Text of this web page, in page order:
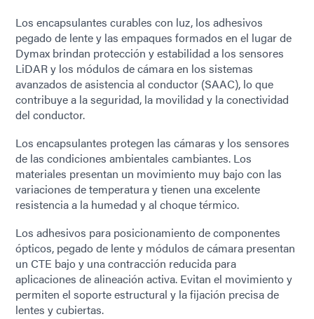
Los encapsulantes curables con luz, los adhesivos
pegado de lente y las empaques formados en el lugar de
Dymax brindan protección y estabilidad a los sensores
LiDAR y los módulos de cámara en los sistemas
avanzados de asistencia al conductor (SAAC), lo que
contribuye a la seguridad, la movilidad y la conectividad
del conductor.
Los encapsulantes protegen las cámaras y los sensores
de las condiciones ambientales cambiantes. Los
materiales presentan un movimiento muy bajo con las
variaciones de temperatura y tienen una excelente
resistencia a la humedad y al choque térmico.
Los adhesivos para posicionamiento de componentes
ópticos, pegado de lente y módulos de cámara presentan
un CTE bajo y una contracción reducida para
aplicaciones de alineación activa. Evitan el movimiento y
permiten el soporte estructural y la fijación precisa de
lentes y cubiertas.